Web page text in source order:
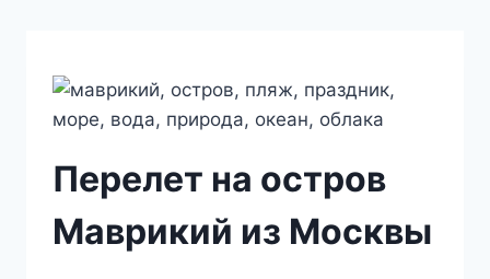
Перелет на остров
Маврикий из Москвы